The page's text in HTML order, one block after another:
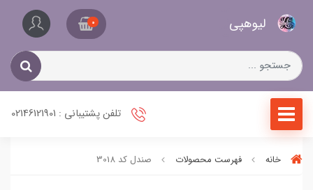
لیو‌هپی 0
تلفن پشتیبانی : 02146121901
خانه فهرست محصولات صندل کد 3018